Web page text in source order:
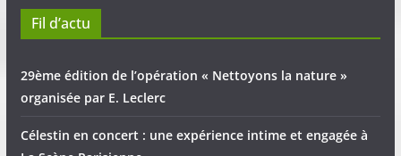
Fil d’actu
29ème édition de l’opération « Nettoyons la nature »
organisée par E. Leclerc
Célestin en concert : une expérience intime et engagée à